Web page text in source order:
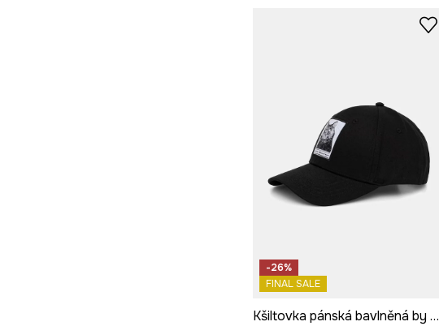
-26%
FINAL SALE
Kšiltovka pánská bavlněná by Aleksandra Czarny, Graphics Series